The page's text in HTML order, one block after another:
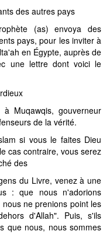
des autres pays
(as) envoya des
pays, pour les inviter à
en Égypte, auprès de
une lettre dont voici le
Muqawqis, gouverneur
de la vérité.
si vous le faites Dieu
cas contraire, vous serez
des
du Livre, venez à une
: que nous n'adorions
ne prenions point les
d'Allah". Puis, s'ils
que nous, nous sommes